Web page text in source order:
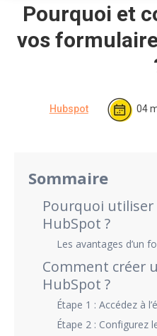
Pourquoi et
vos
Hubspot 04
Sommaire
Pourquoi
HubSpot ?
Les avantages d’un
Comment créer
HubSpot ?
Étape 1 : Accédez à
Étape 2 : Configurez